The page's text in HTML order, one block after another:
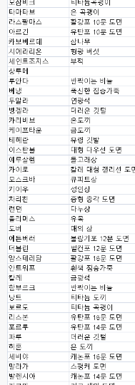
xe도 그래도 계속 비공식 패치
esils
8버전쪽은 아에 지원을 안하니
esils
xe3 같은경우엔 또 xe1하고 틀
고게임77
ㅋㅋㅋ 다 똑같은거같네여. 저
esils
그러다가 xe1 8버전으로 만들
esils
문뜩 라이믹스가있는데 내가왜
고게임77
예전에 xe다운 홈페이지에
고게임77
8버전 공유하시는 분이 계셨는데
esils
전 아녀요
고게임77
솔찍히 아직도 라이믹스보다